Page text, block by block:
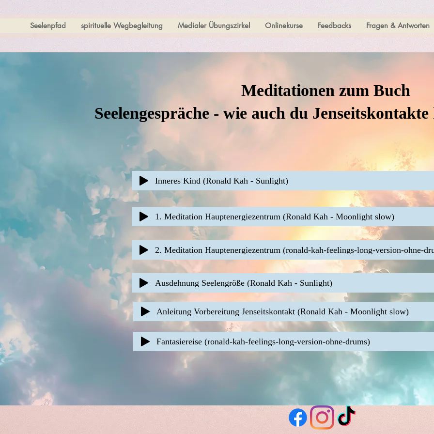
Seelenpfad spirituelle Wegbegleitung Medialer Übungszirkel Onlinekurse Feedbacks Fragen & Antworten
Meditationen zum Buch
Seelengespräche - wie auch du
Inneres Kind (Ronald Kah - Sunlight)
2. Meditation Hauptenergiezentrum (ronald-kah-feelings-long-version-ohne-
Ausdehnung Seelengröße (Ronald Kah - Sunlight)
1. Meditation Hauptenergiezentrum (Ronald Kah - Moonlight slow)
Fantasiereise (ronald-kah-feelings-long-version-ohne-drums)
Anleitung Vorbereitung Jenseitskontakt (Ronald Kah - Moonlight slow)